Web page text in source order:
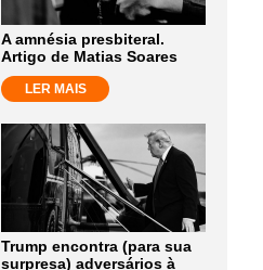
A amnésia presbiteral.
Artigo de Matias Soares
LER MAIS
Trump encontra (para sua
surpresa) adversários à